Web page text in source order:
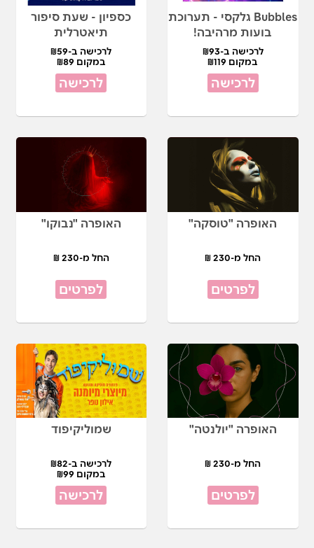
Bubbles גלקסי - תערוכת
בועות מרהיבה!
לרכישה ב-₪93
במקום ₪119
לרכישה
כספיון - שעת סיפור
תיאטרלית
לרכישה ב-₪59
במקום ₪89
לרכישה
האופרה "טוסקה"
החל מ-230 ₪
לפרטים
האופרה "נבוקו"
החל מ-230 ₪
לפרטים
האופרה "יולנטה"
החל מ-230 ₪
לפרטים
שמוליקיפוד
לרכישה ב-₪82
במקום ₪99
לרכישה